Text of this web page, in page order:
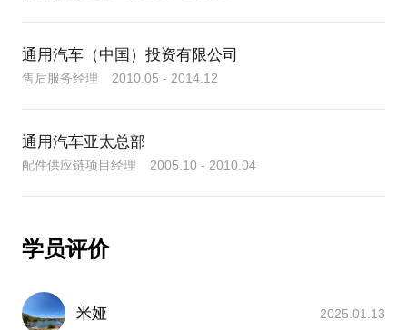
通用汽车（中国）投资有限公司
售后服务经理 2010.05 - 2014.12
通用汽车亚太总部
配件供应链项目经理 2005.10 - 2010.04
学员评价
米娅 2025.01.13